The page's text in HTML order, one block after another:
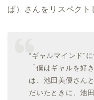
ぱ）さんをリスペクト
“ギャルマインド”
「僕はギャルを好
は、池田美優さん
だいたときに、池